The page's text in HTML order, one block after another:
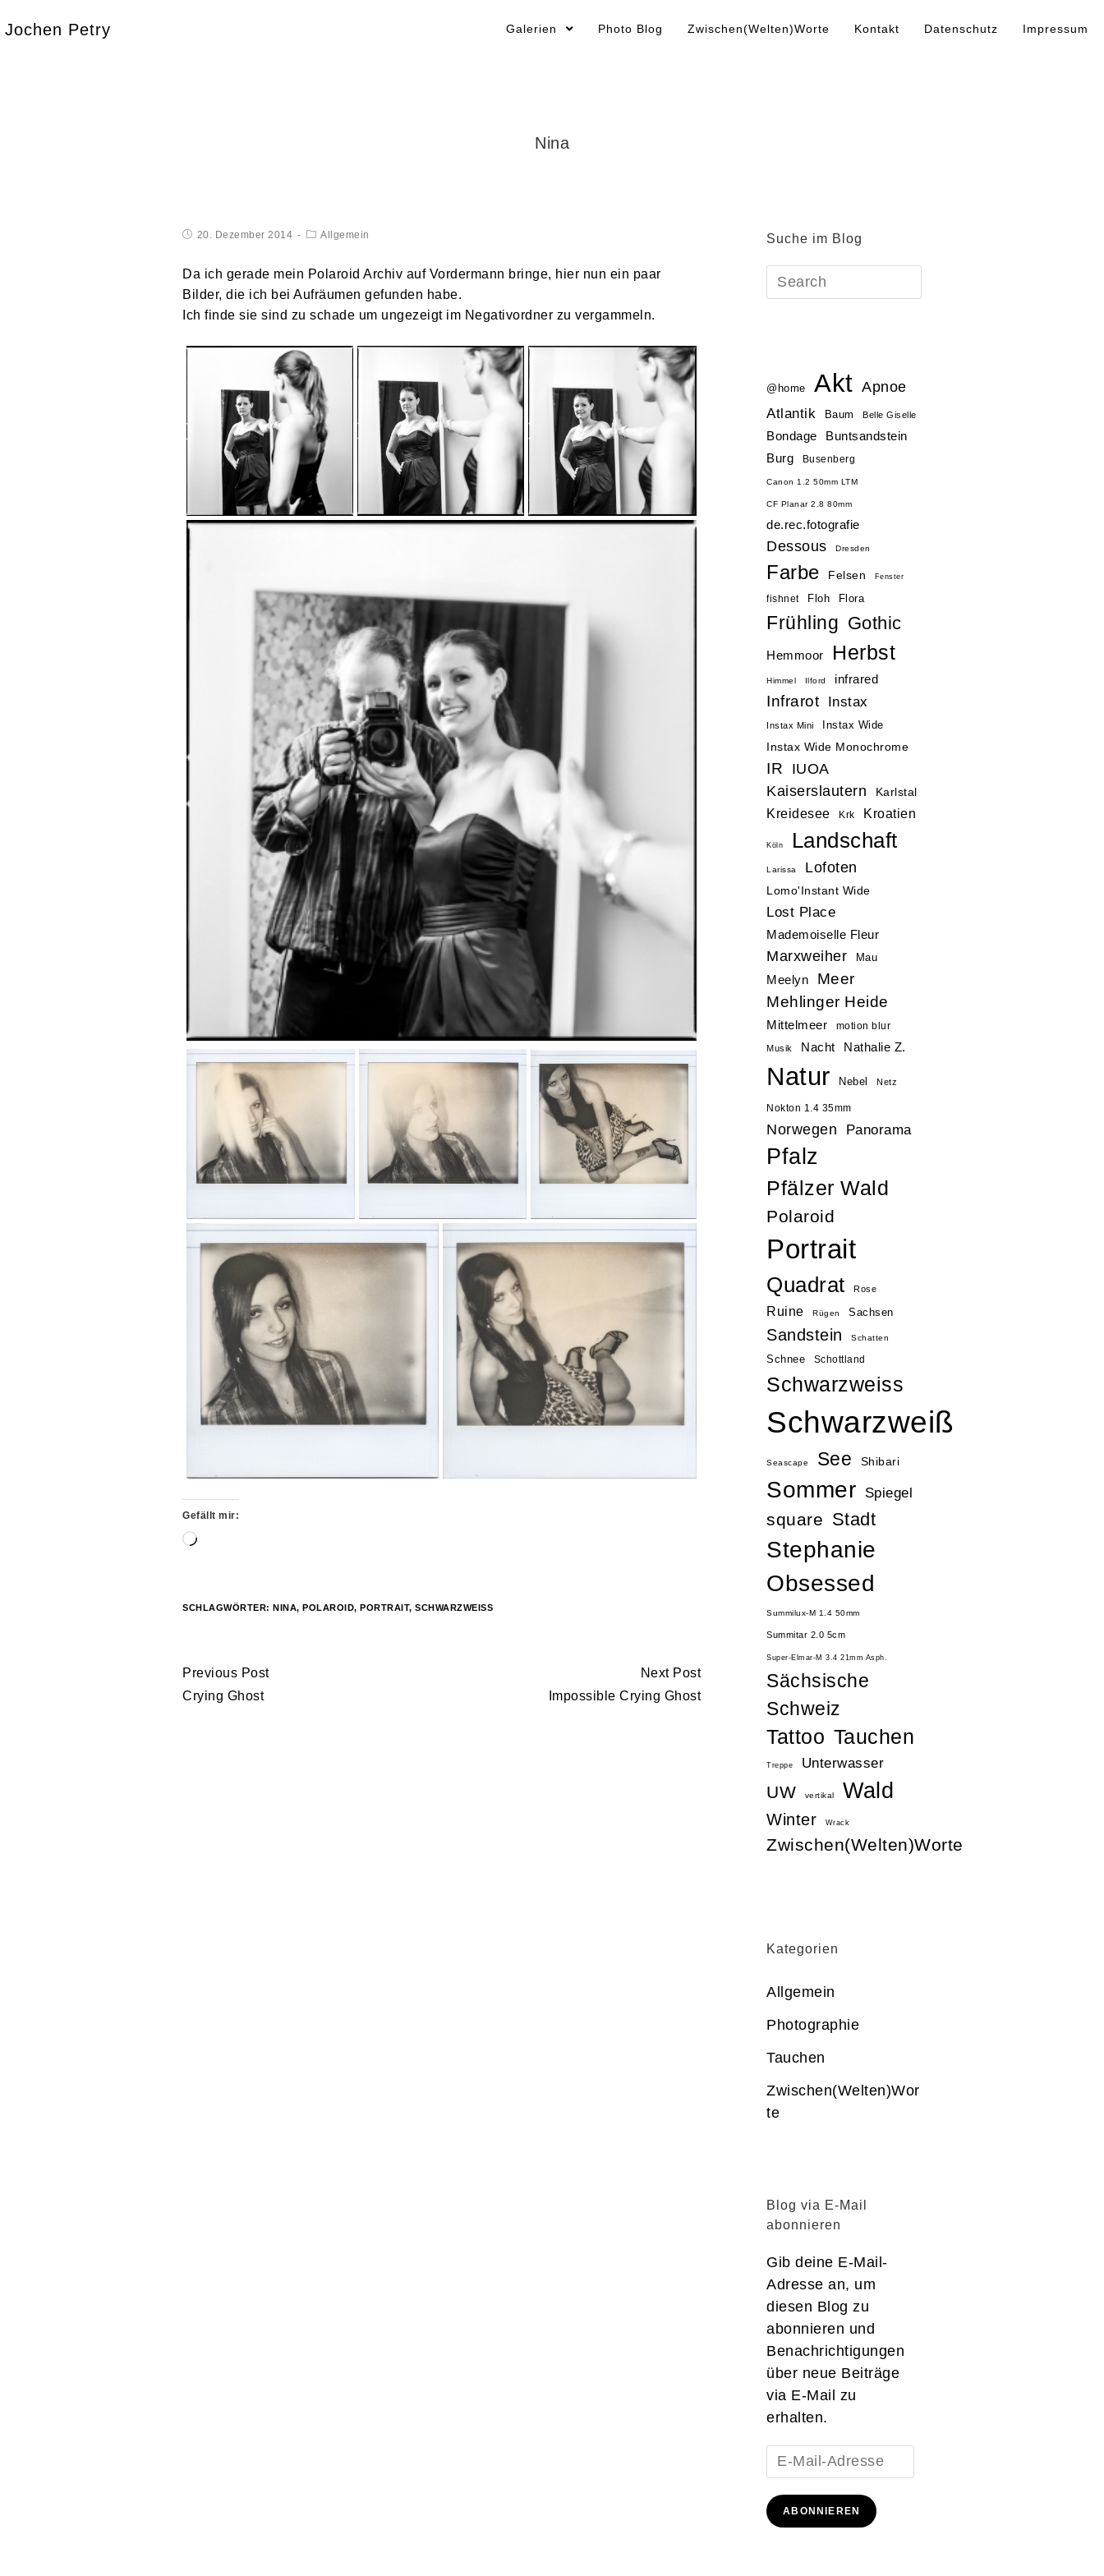
Jochen Petry Galerien Photo Blog Zwischen(Welten)Worte Kontakt Datenschutz Impressum
Nina
20. Dezember 2014 Allgemein
Da ich gerade mein Polaroid Archiv auf Vordermann bringe, hier nun ein paar
Bilder, die ich bei Aufräumen gefunden habe.
Ich finde sie sind zu schade um ungezeigt im Negativordner zu vergammeln.
Gefällt mir:
Wird
SCHLAGWÖRTER: NINA, POLAROID, PORTRAIT, SCHWARZWEISS
Continue
Reading
Previous Post
Crying Ghost
Next Post
Impossible Crying Ghost
Suche im Blog
@home Akt Apnoe
Atlantik Baum Belle Giselle
Bondage Buntsandstein
Burg Busenberg
Canon 1.2 50mm LTM
CF Planar 2.8 80mm
de.rec.fotografie
Dessous Dresden
Farbe Felsen Fenster
fishnet Floh Flora
Frühling Gothic
Hemmoor Herbst
Himmel Ilford infrared
Infrarot Instax
Instax Mini
Instax Wide
Instax Wide Monochrome
IR
IUOA
Kaiserslautern
Karlstal
Kreidesee Krk Kroatien
Köln Landschaft
Larissa Lofoten
Lomo'Instant Wide
Lost Place
Mademoiselle Fleur
Marxweiher Mau
Meelyn
Meer
Mehlinger Heide
Mittelmeer motion blur
Musik Nacht Nathalie Z.
Natur Nebel Netz
Nokton 1.4 35mm
Norwegen Panorama
Pfalz
Pfälzer Wald
Polaroid
Portrait
Quadrat Rose
Ruine Rügen Sachsen
Sandstein Schatten
Schnee Schottland
Schwarzweiss
Schwarzweiß
Seascape See Shibari
Sommer Spiegel
square Stadt
Stephanie
Obsessed
Summilux-M 1.4 50mm
Summitar 2.0 5cm
Super-Elmar-M 3.4 21mm Asph.
Sächsische
Schweiz
Tattoo Tauchen
Treppe Unterwasser
UW vertikal Wald
Winter Wrack
Zwischen(Welten)Worte
Kategorien
Allgemein
Photographie
Tauchen
Zwischen(Welten)Wor
te
Blog via E-Mail
abonnieren
Gib deine E-Mail-
Adresse an, um
diesen Blog zu
abonnieren und
Benachrichtigungen
über neue Beiträge
via E-Mail zu
erhalten.
E-
Mail-
Adresse
ABONNIEREN